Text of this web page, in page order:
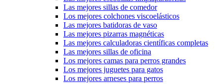
Las mejores sillas de comedor
Los mejores colchones viscoelásticos
Las mejores batidoras de vaso
Las mejores pizarras magnéticas
Las mejores calculadoras científicas completas
Las mejores sillas de oficina
Los mejores camas para perros grandes
Los mejores juguetes para gatos
Los mejores arneses para perros